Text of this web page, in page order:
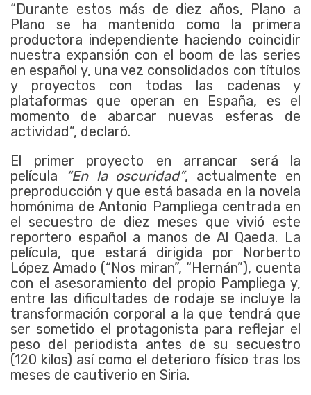
“Durante estos más de diez años, Plano a
Plano se ha mantenido como la primera
productora independiente haciendo coincidir
nuestra expansión con el boom de las series
en español y, una vez consolidados con títulos
y proyectos con todas las cadenas y
plataformas que operan en España, es el
momento de abarcar nuevas esferas de
actividad”, declaró.
El primer proyecto en arrancar será la
película “En la oscuridad”, actualmente en
preproducción y que está basada en la novela
homónima de Antonio Pampliega centrada en
el secuestro de diez meses que vivió este
reportero español a manos de Al Qaeda. La
película, que estará dirigida por Norberto
López Amado (“Nos miran”, “Hernán”), cuenta
con el asesoramiento del propio Pampliega y,
entre las dificultades de rodaje se incluye la
transformación corporal a la que tendrá que
ser sometido el protagonista para reflejar el
peso del periodista antes de su secuestro
(120 kilos) así como el deterioro físico tras los
meses de cautiverio en Siria.